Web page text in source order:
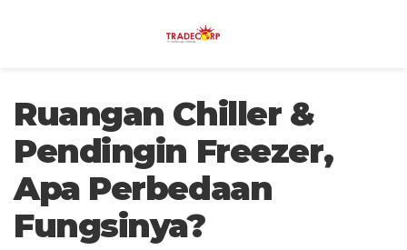
Ruangan Chiller &
Pendingin Freezer,
Apa Perbedaan
Fungsinya?